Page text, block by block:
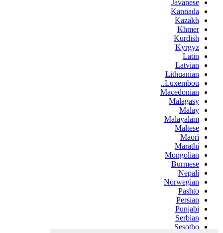
Javanese
Kannada
Kazakh
Khmer
Kurdish
Kyrgyz
Latin
Latvian
Lithuanian
Luxembou..
Macedonian
Malagasy
Malay
Malayalam
Maltese
Maori
Marathi
Mongolian
Burmese
Nepali
Norwegian
Pashto
Persian
Punjabi
Serbian
Sesotho